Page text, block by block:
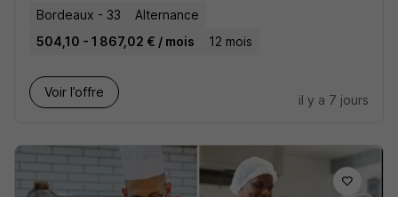
Bordeaux - 33
Alternance
504,10 - 1 867,02 € / mois
12 mois
Voir l’offre
il y a 7 jours